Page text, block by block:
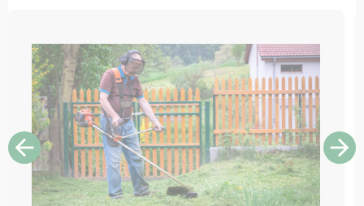
arrow_back arrow_forward